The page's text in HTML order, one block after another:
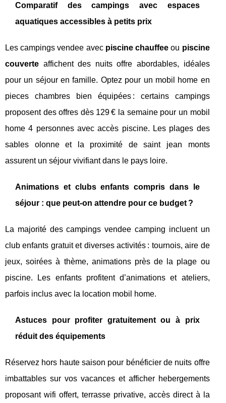
Comparatif des campings avec espaces
aquatiques accessibles à petits prix
Les campings vendee avec piscine chauffee ou piscine
couverte affichent des nuits offre abordables, idéales
pour un séjour en famille. Optez pour un mobil home en
pieces chambres bien équipées : certains campings
proposent des offres dès 129 € la semaine pour un mobil
home 4 personnes avec accès piscine. Les plages des
sables olonne et la proximité de saint jean monts
assurent un séjour vivifiant dans le pays loire.
Animations et clubs enfants compris dans le
séjour : que peut-on attendre pour ce budget ?
La majorité des campings vendee camping incluent un
club enfants gratuit et diverses activités : tournois, aire de
jeux, soirées à thème, animations près de la plage ou
piscine. Les enfants profitent d’animations et ateliers,
parfois inclus avec la location mobil home.
Astuces pour profiter gratuitement ou à prix
réduit des équipements
Réservez hors haute saison pour bénéficier de nuits offre
imbattables sur vos vacances et afficher hebergements
proposant wifi offert, terrasse privative, accès direct à la